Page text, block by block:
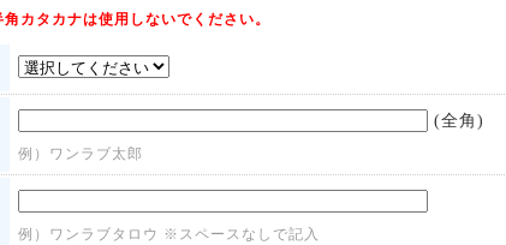
カタカナは使用しないでください。
(全角)
例）ワンラブ太郎
例）ワンラブタロウ ※スペースなしで記入